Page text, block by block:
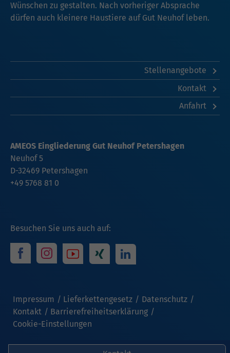
Wünschen zu gestalten. Nach vorheriger Absprache
dürfen auch kleinere Haustiere auf Gut Neuhof leben.
Stellenangebote
Kontakt
Anfahrt
Besuchen Sie uns auch auf:
Impressum Lieferkettengesetz
Datenschutz
Kontakt
Barrierefreiheitserklärung
Cookie-Einstellungen
AMEOS Eingliederung Gut Neuhof Petershagen
Neuhof 5
D-32469 Petershagen
+49 5768 81 0